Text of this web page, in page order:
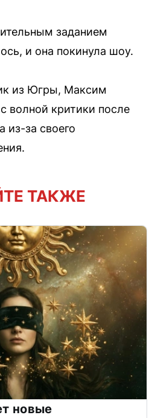
заданием
и она покинула шоу.
из Югры, Максим
волной критики после
из-за своего
ТАКЖЕ
новые